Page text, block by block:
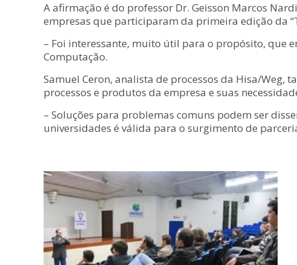
A afirmação é do professor Dr. Geisson Marcos
empresas que participaram da primeira edição da
– Foi interessante, muito útil para o propósito, que
Computação.
Samuel Ceron, analista de processos da Hisa/Weg,
processos e produtos da empresa e suas
– Soluções para problemas comuns podem ser
universidades é válida para o surgimento de